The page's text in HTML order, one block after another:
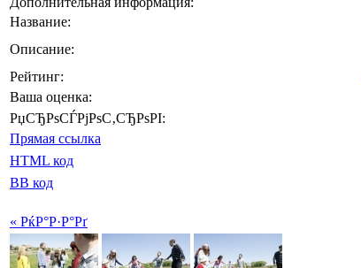
Название:
Описание:
Рейтинг:
Ваша оценка:
РџСЂРѕСЃРјРѕС‚СЂРѕРІ:
Прямая ссылка
HTML код
BB код
« РќР°Р·Р°Рґ